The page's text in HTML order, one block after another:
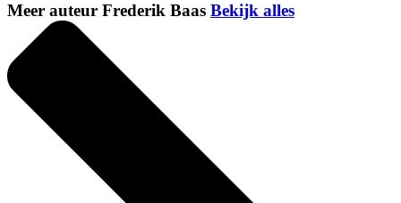
Meer auteur Frederik Baas Bekijk alles